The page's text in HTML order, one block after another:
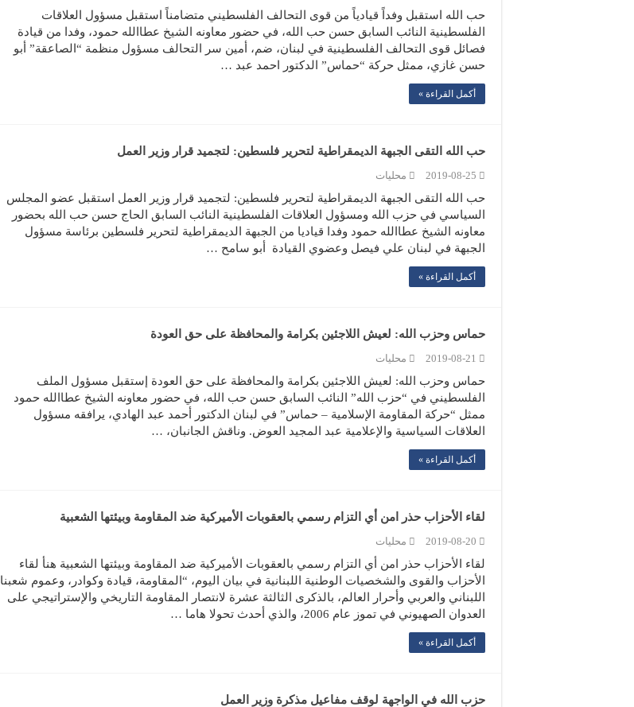
حب الله استقبل وفداً قيادياً من قوى التحالف الفلسطيني متضامناً استقبل مسؤول العلاقات
الفلسطينية النائب السابق حسن حب الله، في حضور معاونه الشيخ عطاالله حمود، وفدا من قيادة
فصائل قوى التحالف الفلسطينية في لبنان، ضم، أمين سر التحالف مسؤول منظمة “الصاعقة” أبو
حسن غازي، ممثل حركة “حماس” الدكتور احمد عبد …
أكمل القراءة »
حب الله التقى الجبهة الديمقراطية لتحرير فلسطين: لتجميد قرار وزير العمل
2019-08-25 محليات
حب الله التقى الجبهة الديمقراطية لتحرير فلسطين: لتجميد قرار وزير العمل استقبل عضو المجلس
السياسي في حزب الله ومسؤول العلاقات الفلسطينية النائب السابق الحاج حسن حب الله بحضور
معاونه الشيخ عطاالله حمود وفدا قياديا من الجبهة الديمقراطية لتحرير فلسطين برئاسة مسؤول
الجبهة في لبنان علي فيصل وعضوي القيادة أبو سامح …
أكمل القراءة »
حماس وحزب الله: لعيش اللاجئين بكرامة والمحافظة على حق العودة
2019-08-21 محليات
حماس وحزب الله: لعيش اللاجئين بكرامة والمحافظة على حق العودة إستقبل مسؤول الملف
الفلسطيني في “حزب الله” النائب السابق حسن حب الله، في حضور معاونه الشيخ عطاالله حمود
ممثل “حركة المقاومة الإسلامية – حماس” في لبنان الدكتور أحمد عبد الهادي، يرافقه مسؤول
العلاقات السياسية والإعلامية عبد المجيد العوض. وناقش الجانبان، …
أكمل القراءة »
لقاء الأحزاب حذر امن أي التزام رسمي بالعقوبات الأميركية ضد المقاومة وبيئتها الشعبية
2019-08-20 محليات
لقاء الأحزاب حذر امن أي التزام رسمي بالعقوبات الأميركية ضد المقاومة وبيئتها الشعبية هنأ لقاء
الأحزاب والقوى والشخصيات الوطنية اللبنانية في بيان اليوم، “المقاومة، قيادة وكوادر، وعموم شعبنا
اللبناني والعربي وأحرار العالم، بالذكرى الثالثة عشرة لانتصار المقاومة التاريخي والإستراتيجي على
العدوان الصهيوني في تموز عام 2006، والذي أحدث تحولا هاما …
أكمل القراءة »
حزب الله في الواجهة لوقف مفاعيل مذكرة وزير العمل